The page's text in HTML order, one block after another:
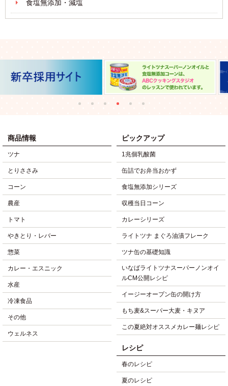
食塩無添加・減塩
商品情報
ツナ
とりささみ
コーン
農産
トマト
やきとり・レバー
惣菜
カレー・エスニック
水産
冷凍食品
その他
ウェルネス
ピックアップ
1兆個乳酸菌
缶詰でお弁当おかず
食塩無添加シリーズ
収穫当日コーン
カレーシリーズ
ライトツナ まぐろ油漬フレーク
ツナ缶の基礎知識
いなばライトツナスーパーノンオイ
ルCM公開レシピ
イージーオープン缶の開け方
もち麦&スーパー大麦・キヌア
この夏絶対オススメカレー麺レシピ
レシピ
春のレシピ
夏のレシピ